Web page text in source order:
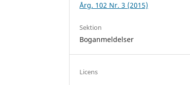
Årg. 102 Nr. 3 (2015)
Sektion
Boganmeldelser
Licens